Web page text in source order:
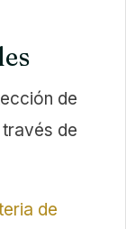
de
de
de